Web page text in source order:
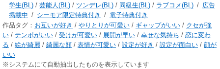
学生(BL) / 芸能人(BL) / ツンデレ(BL) / 同級生(BL) / ラブコメ(BL) / 広告
掲載中 / シーモア限定特典付き / 電子特典付き
作品タグ： お互いが好き / やりとりが可愛い / ギャップがいい / クセが強
い / テンポがいい / 受けが可愛い / 展開が早い / 幸せな気持ち / 恋に変わ
る / 絵が綺麗 / 綺麗な顔 / 表情が可愛い / 設定が好き / 設定が面白い / 顔が
いい
※システムにて自動抽出したものを表示しています